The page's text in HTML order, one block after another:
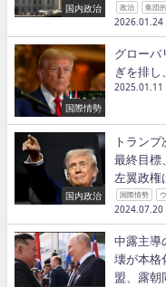
国内政治 政治 集団
2026.01.24
国際情勢
グローバ
ぎを排
2025.01.11
国内政治
トラン
最終目標
左翼政権
国際情勢
2024.07.20
中露主導
壊が本格
盟、露朝